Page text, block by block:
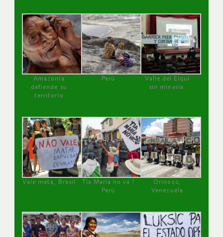
Amazonía
defiende su
territorio
Perú
Valle del Elqui
sin minería.
Vale mata, Brasil
Tía María no va !
Perú
Orinoco,
Venezuela